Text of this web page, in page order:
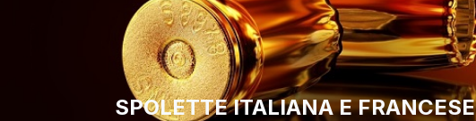
SPOLETTE ITALIANA E FRANCESE